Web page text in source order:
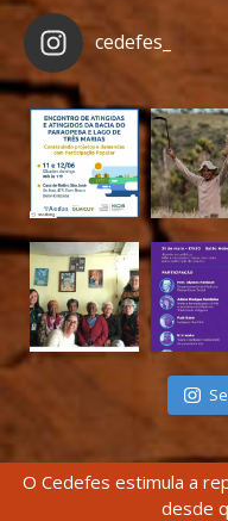
cedefes_
O Cedefes estimula a
desde